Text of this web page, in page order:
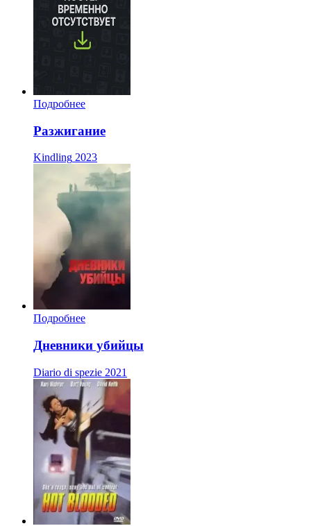
Подробнее
Разжигание
Kindling 2023
Подробнее
Дневники убийцы
Diario di spezie 2021